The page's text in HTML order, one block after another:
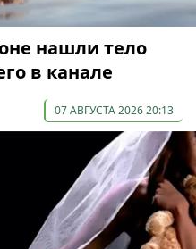
нашли тело
в канале
07 АВГУСТА 2026 20:13